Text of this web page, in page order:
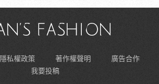
隱私權政策 著作權聲明
廣告合作
我要投稿